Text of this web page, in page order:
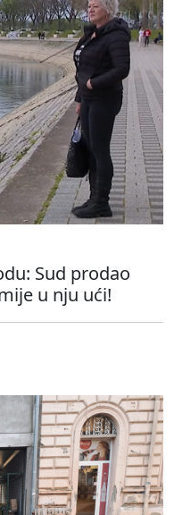
Sud prodao
u nju ući!